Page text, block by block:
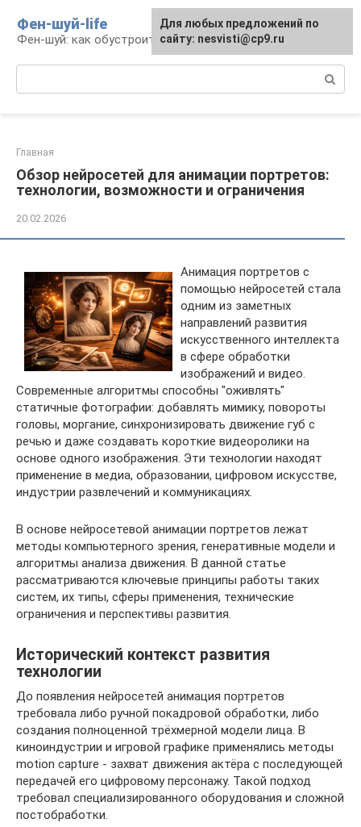
контенту
Фен-шуй-life
Фен-шуй: как обустроить свою жизнь
Главная
Обзор нейросетей для анимации портретов:
технологии, возможности и ограничения
20.02.2026
Анимация портретов с
помощью нейросетей стала
одним из заметных
направлений развития
искусственного интеллекта
в сфере обработки
изображений и видео.
Современные алгоритмы способны "оживлять"
статичные фотографии: добавлять мимику, повороты
головы, моргание, синхронизировать движение губ с
речью и даже создавать короткие видеоролики на
основе одного изображения. Эти технологии находят
применение в медиа, образовании, цифровом искусстве,
индустрии развлечений и коммуникациях.
В основе нейросетевой анимации портретов лежат
методы компьютерного зрения, генеративные модели и
алгоритмы анализа движения. В данной статье
рассматриваются ключевые принципы работы таких
систем, их типы, сферы применения, технические
ограничения и перспективы развития.
Исторический контекст развития
технологии
До появления нейросетей анимация портретов
требовала либо ручной покадровой обработки, либо
создания полноценной трёхмерной модели лица. В
киноиндустрии и игровой графике применялись методы
motion capture - захват движения актёра с последующей
передачей его цифровому персонажу. Такой подход
требовал специализированного оборудования и сложной
постобработки.
Для любых предложений по
сайту: nesvisti@cp9.ru